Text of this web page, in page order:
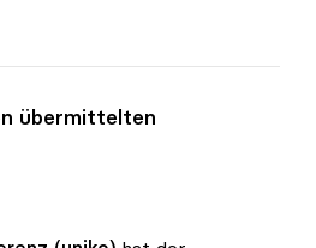
zuversichtlicher
übermittelten